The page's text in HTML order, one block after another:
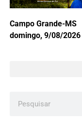
Campo Grande-MS
domingo, 9/08/2026